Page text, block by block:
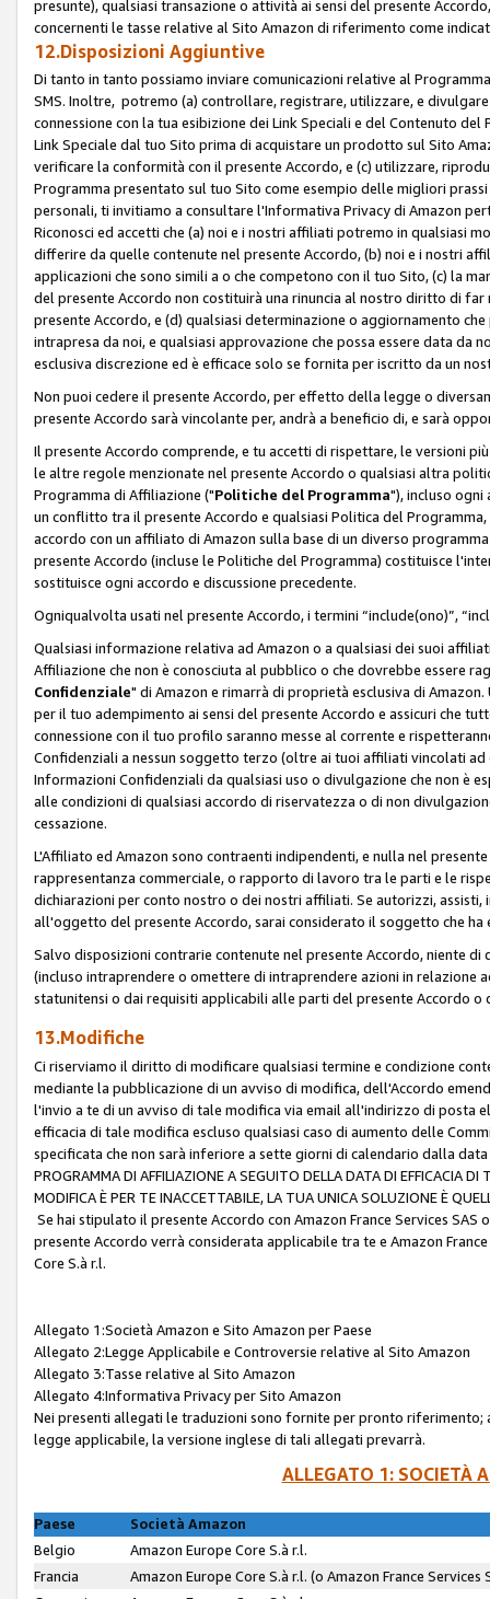
presunte), qualsiasi transazione o attività ai sensi del presente
concernenti le tasse relative al Sito Amazon di riferimento come
12.Disposizioni Aggiuntive
Di tanto in tanto possiamo inviare comunicazioni relative al
SMS. Inoltre, potremo (a) controllare, registrare, utilizzare, e
connessione con la tua esibizione dei Link Speciali e del Contenuto
Link Speciale dal tuo Sito prima di acquistare un prodotto sul Sito
verificare la conformità con il presente Accordo, e (c) utilizzare,
Programma presentato sul tuo Sito come esempio delle migliori
personali, ti invitiamo a consultare l'Informativa Privacy di Amazon
Riconosci ed accetti che (a) noi e i nostri affiliati potremo in qualsiasi
differire da quelle contenute nel presente Accordo, (b) noi e i nostri
applicazioni che sono simili a o che competono con il tuo Sito, (c) la
del presente Accordo non costituirà una rinuncia al nostro diritto di
presente Accordo, e (d) qualsiasi determinazione o aggiornamento
intrapresa da noi, e qualsiasi approvazione che possa essere data
esclusiva discrezione ed è efficace solo se fornita per iscritto da un
Non puoi cedere il presente Accordo, per effetto della legge o
presente Accordo sarà vincolante per, andrà a beneficio di, e sarà
Il presente Accordo comprende, e tu accetti di rispettare, le versioni
le altre regole menzionate nel presente Accordo o qualsiasi altra
Programma di Affiliazione ("Politiche del Programma"), incluso
un conflitto tra il presente Accordo e qualsiasi Politica del
accordo con un affiliato di Amazon sulla base di un diverso
presente Accordo (incluse le Politiche del Programma) costituisce
sostituisce ogni accordo e discussione precedente.
Ogniqualvolta usati nel presente Accordo, i termini “include(ono)”,
Qualsiasi informazione relativa ad Amazon o a qualsiasi dei suoi
Affiliazione che non è conosciuta al pubblico o che dovrebbe essere
Confidenziale" di Amazon e rimarrà di proprietà esclusiva di
per il tuo adempimento ai sensi del presente Accordo e assicuri che
connessione con il tuo profilo saranno messe al corrente e
Confidenziali a nessun soggetto terzo (oltre ai tuoi affiliati vincolati
Informazioni Confidenziali da qualsiasi uso o divulgazione che non è
alle condizioni di qualsiasi accordo di riservatezza o di non
cessazione.
L'Affiliato ed Amazon sono contraenti indipendenti, e nulla nel
rappresentanza commerciale, o rapporto di lavoro tra le parti e le
dichiarazioni per conto nostro o dei nostri affiliati. Se autorizzi,
all'oggetto del presente Accordo, sarai considerato il soggetto che
Salvo disposizioni contrarie contenute nel presente Accordo, niente
(incluso intraprendere o omettere di intraprendere azioni in relazione
statunitensi o dai requisiti applicabili alle parti del presente Accordo o
13.Modifiche
Ci riserviamo il diritto di modificare qualsiasi termine e condizione
mediante la pubblicazione di un avviso di modifica, dell'Accordo
l'invio a te di un avviso di tale modifica via email all'indirizzo di
efficacia di tale modifica escluso qualsiasi caso di aumento delle
specificata che non sarà inferiore a sette giorni di calendario dalla data
PROGRAMMA DI AFFILIAZIONE A SEGUITO DELLA DATA DI EFFICACIA
MODIFICA È PER TE INACCETTABILE, LA TUA UNICA SOLUZIONE È
Se hai stipulato il presente Accordo con Amazon France Services
presente Accordo verrà considerata applicabile tra te e Amazon
Core S.à r.l.
Allegato 1:Società Amazon e Sito Amazon per Paese
Allegato 2:Legge Applicabile e Controversie relative al Sito Amazon
Allegato 3:Tasse relative al Sito Amazon
Allegato 4:Informativa Privacy per Sito Amazon
Nei presenti allegati le traduzioni sono fornite per pronto riferimento;
legge applicabile, la versione inglese di tali allegati prevarrà.
ALLEGATO 1: SOCIETÀ
Paese
Società Amazon
Belgio
Amazon Europe Core S.à r.l.
Francia
Amazon Europe Core S.à r.l. (o Amazon France